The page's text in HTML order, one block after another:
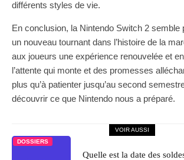
différents styles de vie.
En conclusion, la Nintendo Switch 2 semble
un nouveau tournant dans l’histoire de la
aux joueurs une expérience renouvelée et
l’attente qui monte et des promesses
plus qu’à patienter jusqu’au second
découvrir ce que Nintendo nous a préparé.
VOIR AUSSI
DOSSIERS
Quelle est la date des